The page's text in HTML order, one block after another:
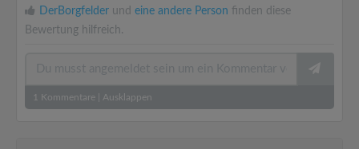
DerBorgfelder und eine andere Person finden diese
Bewertung hilfreich.
1 Kommentare Ausklappen